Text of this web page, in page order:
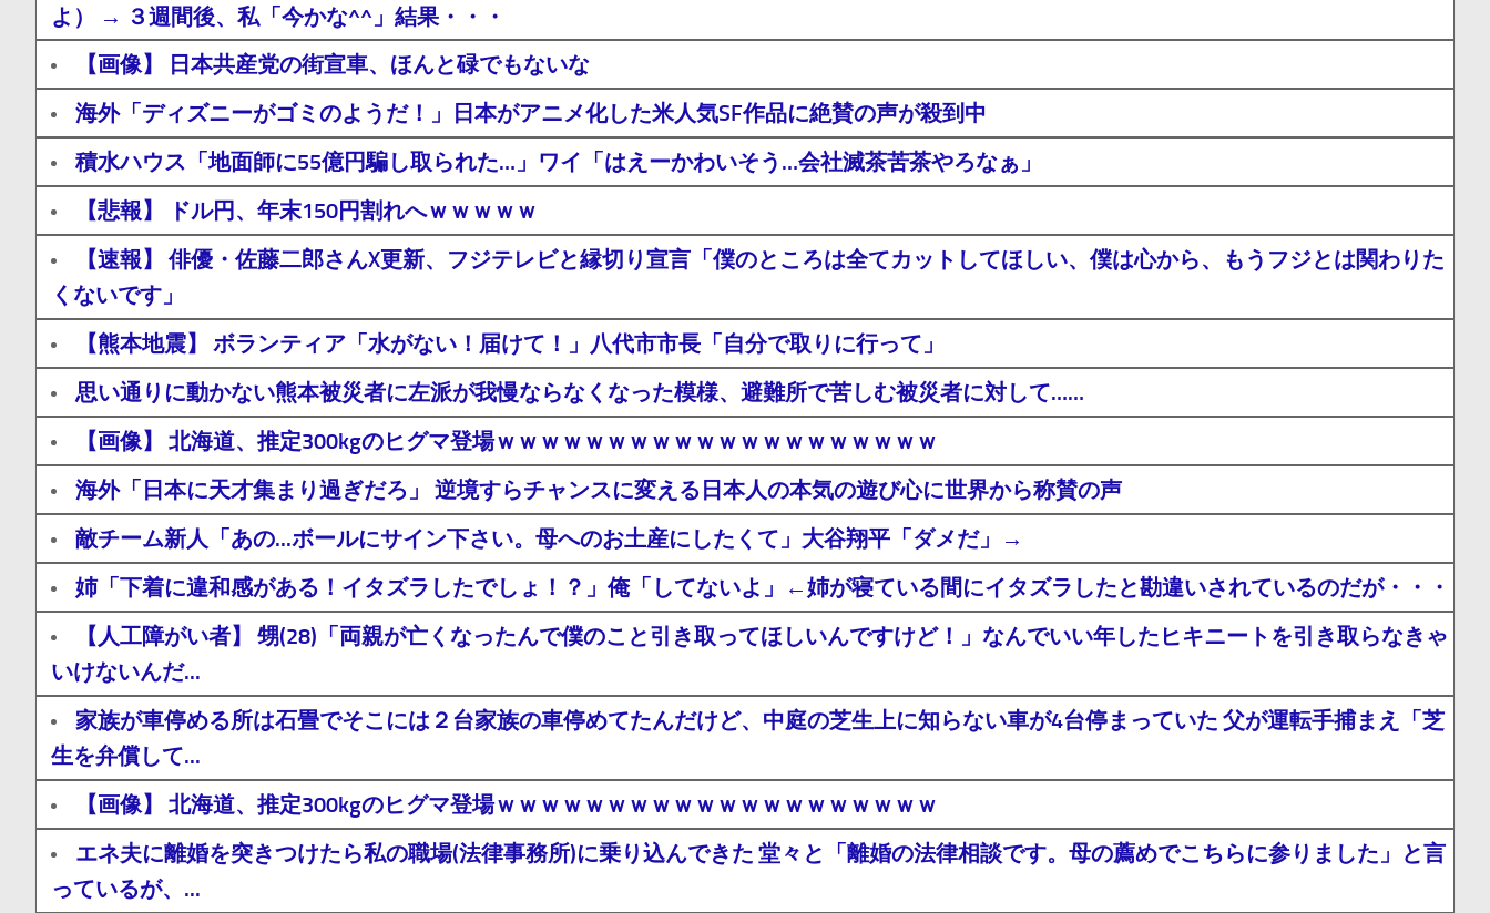
よ） → ３週間後、私「今かな^^」結果・・・
【画像】 日本共産党の街宣車、ほんと碌でもないな
海外「ディズニーがゴミのようだ！」日本がアニメ化した米人気SF作品に絶賛の声が殺到中
積水ハウス「地面師に55億円騙し取られた…」ワイ「はえーかわいそう…会社滅茶苦茶やろなぁ」
【悲報】 ドル円、年末150円割れへｗｗｗｗｗ
【速報】 俳優・佐藤二郎さんX更新、フジテレビと縁切り宣言「僕のところは全てカットしてほしい、僕は心から、もうフジとは関わりた
くないです」
【熊本地震】 ボランティア「水がない！届けて！」八代市市長「自分で取りに行って」
思い通りに動かない熊本被災者に左派が我慢ならなくなった模様、避難所で苦しむ被災者に対して……
【画像】 北海道、推定300kgのヒグマ登場ｗｗｗｗｗｗｗｗｗｗｗｗｗｗｗｗｗｗｗｗ
海外「日本に天才集まり過ぎだろ」 逆境すらチャンスに変える日本人の本気の遊び心に世界から称賛の声
敵チーム新人「あの...ボールにサイン下さい。母へのお土産にしたくて」大谷翔平「ダメだ」→
姉「下着に違和感がある！イタズラしたでしょ！？」俺「してないよ」←姉が寝ている間にイタズラしたと勘違いされているのだが・・・
【人工障がい者】 甥(28)「両親が亡くなったんで僕のこと引き取ってほしいんですけど！」なんでいい年したヒキニートを引き取らなきゃ
いけないんだ...
家族が車停める所は石畳でそこには２台家族の車停めてたんだけど、中庭の芝生上に知らない車が4台停まっていた 父が運転手捕まえ「芝
生を弁償して...
【画像】 北海道、推定300kgのヒグマ登場ｗｗｗｗｗｗｗｗｗｗｗｗｗｗｗｗｗｗｗｗ
エネ夫に離婚を突きつけたら私の職場(法律事務所)に乗り込んできた 堂々と「離婚の法律相談です。母の薦めでこちらに参りました」と言
っているが、...